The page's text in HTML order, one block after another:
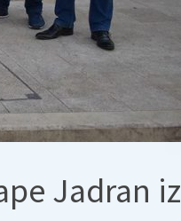
Jadran iz